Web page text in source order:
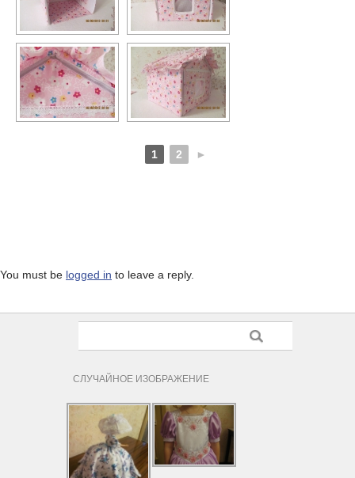
1 2 ►
You must be logged in to leave a reply.
СЛУЧАЙНОЕ ИЗОБРАЖЕНИЕ